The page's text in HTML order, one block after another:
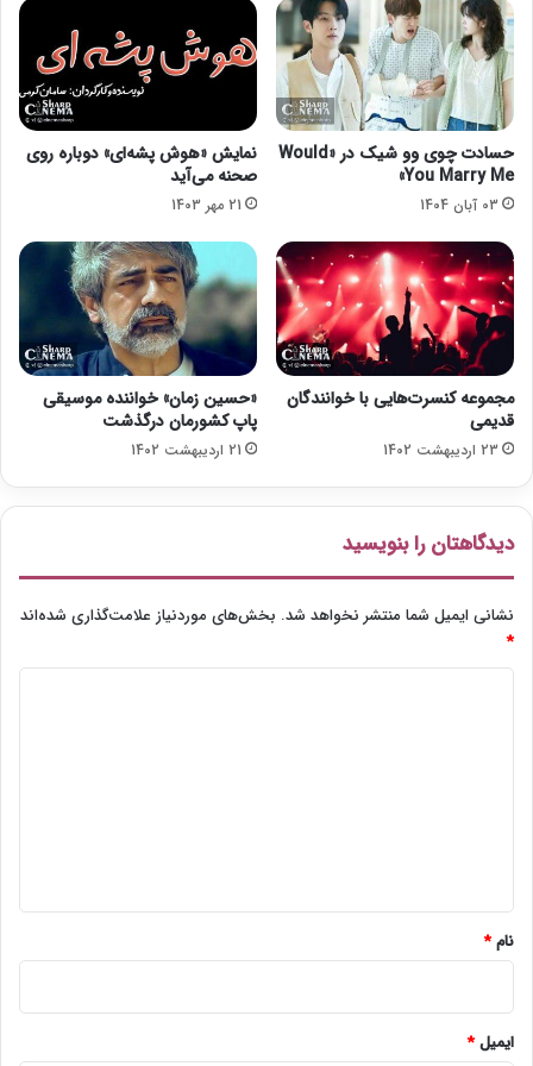
ی
ا
ل
م
ل
ک
ه
گ
ا
ب
ی
ا
ی
س
ی
ن
ا
ی
ش
خ
ص
ی
ف
ل
س
ا
ز
م
س
ت
ل
م
ی‌
گ
حسادت چوی وو شیک در «Would
You Marry Me»
03 آبان 1404
نمایش «هوش پشه‌ای» دوباره روی
صحنه می‌آید
21 مهر 1403
مجموعه کنسرت‌هایی با خوانندگان
قدیمی
23 اردیبهشت 1402
«حسین زمان» خواننده موسیقی
پاپ کشورمان درگذشت
21 اردیبهشت 1402
دیدگاهتان را بنویسید
نشانی ایمیل شما منتشر نخواهد شد. بخش‌های موردنیاز علامت‌گذاری شده‌اند
*
نام*
ایمیل*